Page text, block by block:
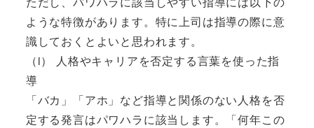
ような特徴があります。特に上司は指導の際に意
識しておくとよいと思われます。
（i） 人格やキャリアを否定する言葉を使った指
導
「バカ」「アホ」など指導と関係のない人格を否
定する発言はパワハラに該当します。「何年この